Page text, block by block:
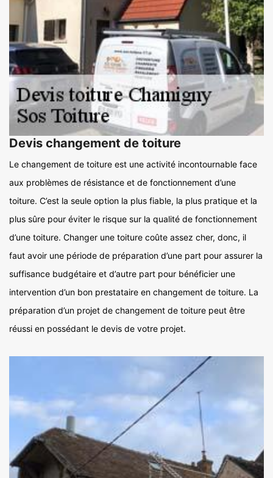
Devis changement de toiture
Le changement de toiture est une activité incontournable face
aux problèmes de résistance et de fonctionnement d’une
toiture. C’est la seule option la plus fiable, la plus pratique et la
plus sûre pour éviter le risque sur la qualité de fonctionnement
d’une toiture. Changer une toiture coûte assez cher, donc, il
faut avoir une période de préparation d’une part pour assurer la
suffisance budgétaire et d’autre part pour bénéficier une
intervention d’un bon prestataire en changement de toiture. La
préparation d’un projet de changement de toiture peut être
réussi en possédant le devis de votre projet.